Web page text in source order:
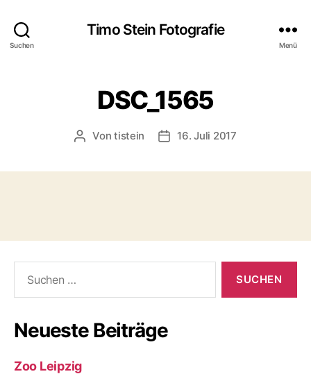
Suchen
Timo Stein Fotografie
Menü
DSC_1565
Beitragsautor
Vontistein Veröffentlichungsdatum
16. Juli 2017
nach:
Neueste Beiträge
Zoo Leipzig